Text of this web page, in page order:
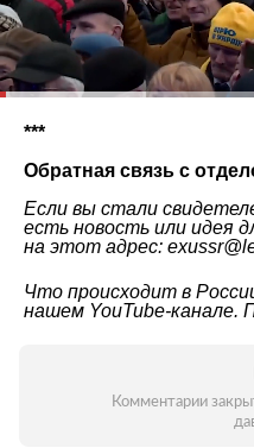
***
Обратная связь с
Если вы стали
есть новость или идея
на этот адрес:
Что происходит в
нашем YouTube-канале.
Комментарии